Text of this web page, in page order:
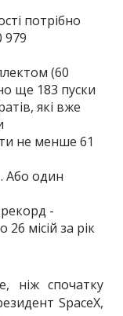
потрібно
979
(60
ще 183 пуски
які вже
не менше 61
Або один
-
місій за рік
ніж спочатку
SpaceX,